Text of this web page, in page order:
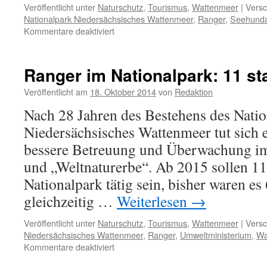
Veröffentlicht unter Naturschutz, Tourismus, Wattenmeer |
Nationalpark Niedersächsisches Wattenmeer, Ranger,
Kommentare deaktiviertfür
Ranger im Nationalpark: 11
Veröffentlicht am 18. Oktober 2014von Redaktion
Nach 28 Jahren des Bestehens des
Niedersächsisches Wattenmeer tut
bessere Betreuung und Überwachung
und „Weltnaturerbe“. Ab 2015 sollen
Nationalpark tätig sein, bisher waren es
gleichzeitig … Weiterlesen →
Veröffentlicht unter Naturschutz, Tourismus, Wattenmeer |
Niedersächsisches Wattenmeer, Ranger, Umweltministerium,
Kommentare deaktiviertfür